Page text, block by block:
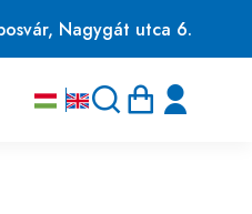
Nagygát utca 6.